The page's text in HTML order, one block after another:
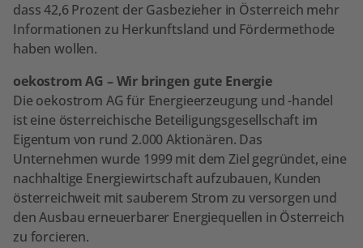
dass 42,6 Prozent der Gasbezieher in Österreich mehr
Informationen zu Herkunftsland und Fördermethode
haben wollen.
oekostrom AG – Wir bringen gute Energie
Die oekostrom AG für Energieerzeugung und -handel
ist eine österreichische Beteiligungsgesellschaft im
Eigentum von rund 2.000 Aktionären. Das
Unternehmen wurde 1999 mit dem Ziel gegründet, eine
nachhaltige Energiewirtschaft aufzubauen, Kunden
österreichweit mit sauberem Strom zu versorgen und
den Ausbau erneuerbarer Energiequellen in Österreich
zu forcieren.